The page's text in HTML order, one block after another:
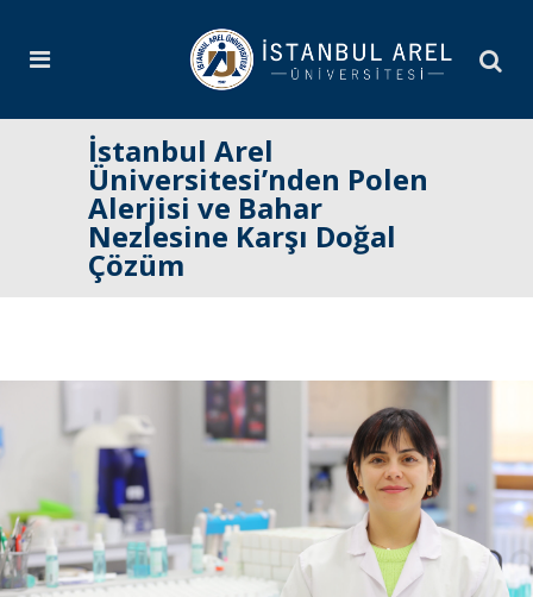
İstanbul Arel
Üniversitesi’nden Polen
Alerjisi ve Bahar
Nezlesine Karşı Doğal
Çözüm